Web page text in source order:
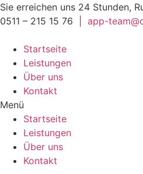
Sie erreichen uns 24 Stunden,
0511 – 215 15 76
app-
Startseite
Leistungen
Über uns
Kontakt
Menü
Startseite
Leistungen
Über uns
Kontakt